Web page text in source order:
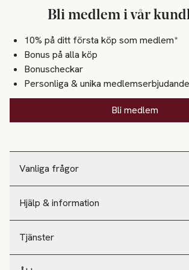
Vanliga frågor
Hjälp & information
Tjänster
Bli medlem i vår
10% på ditt första köp som medlem*
Bonus på alla köp
Bonuscheckar
Personliga & unika
Bli medlem